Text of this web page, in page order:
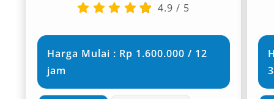
4.9 / 5
Harga Mulai : Rp 1.600.000 / 12
jam